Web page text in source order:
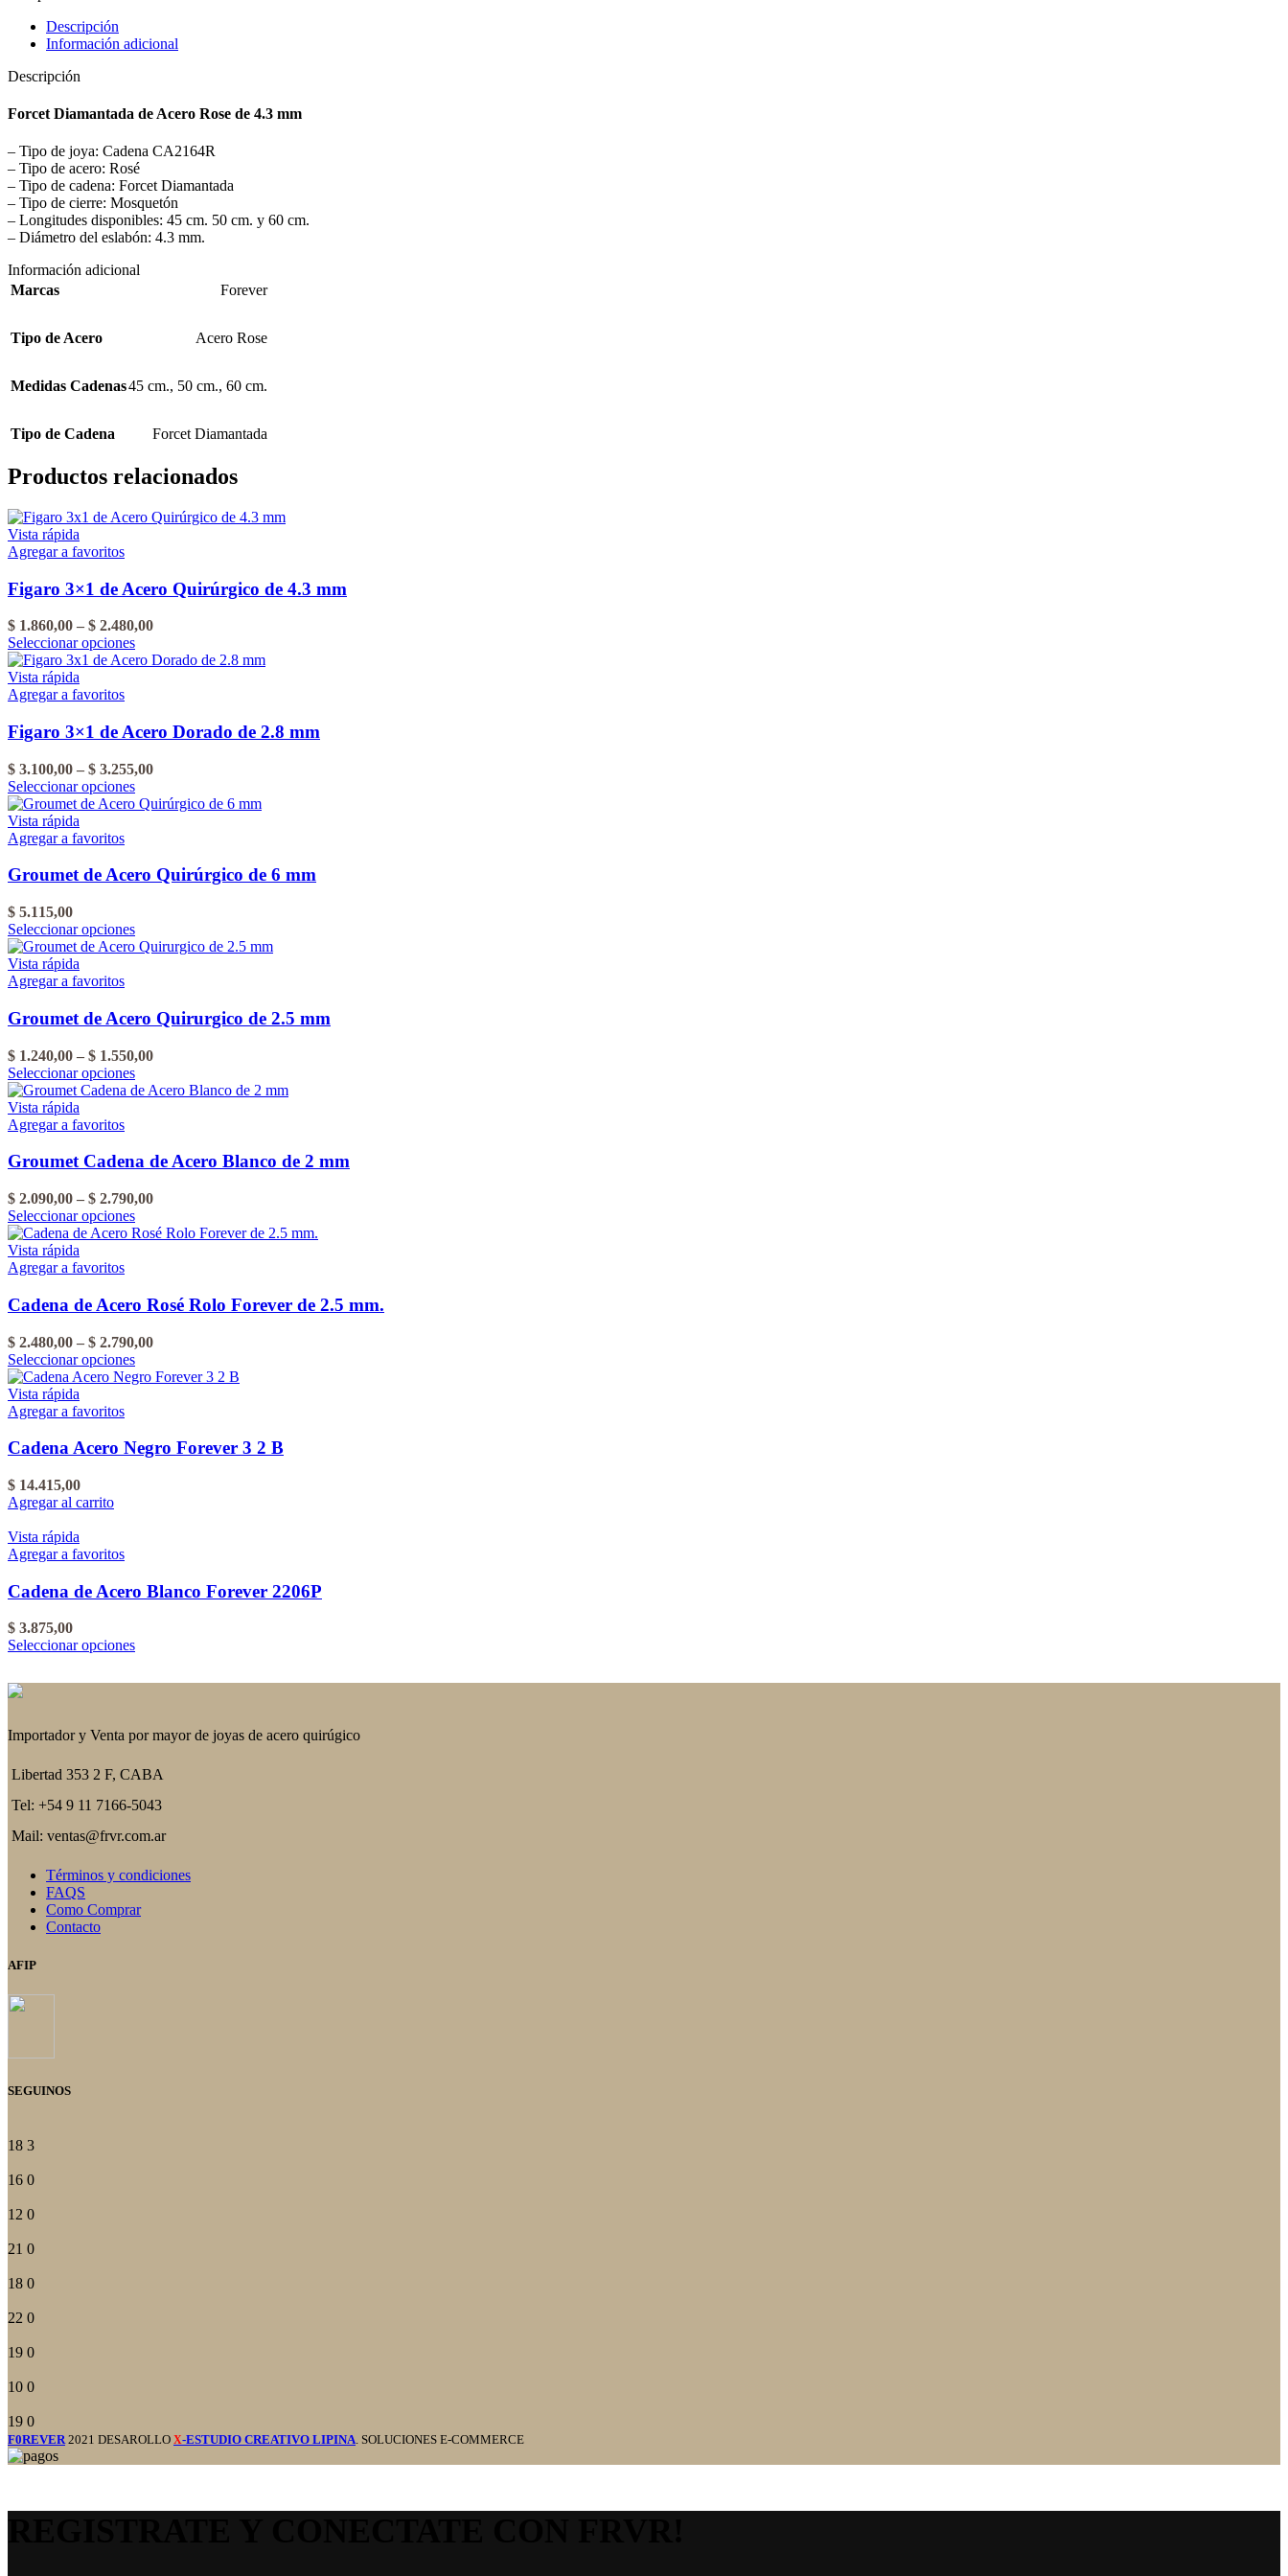
Descripción
Información adicional
Descripción
Forcet Diamantada de Acero Rose de 4.3 mm
– Tipo de joya: Cadena CA2164R
– Tipo de acero: Rosé
– Tipo de cadena: Forcet Diamantada
– Tipo de cierre: Mosquetón
– Longitudes disponibles: 45 cm. 50 cm. y 60 cm.
– Diámetro del eslabón: 4.3 mm.
Información adicional
Marcas
Forever
Tipo de Acero Acero Rose
Medidas Cadenas45 cm., 50 cm., 60 cm.
Tipo de Cadena Forcet Diamantada
Productos relacionados
Vista rápida
Agregar a favoritos
Figaro 3×1 de Acero Quirúrgico de 4.3 mm
$ 1.860,00 – $ 2.480,00Rango
precios:
$ 2.480,00
Seleccionar opcionesEste
producto
Las
opciones
se
pueden
elegir
en
producto
Vista rápida
Agregar a favoritos
Figaro 3×1 de Acero Dorado de 2.8 mm
$ 3.100,00 – $ 3.255,00Rango
precios:
$ 3.255,00
Seleccionar opcionesEste
producto
Las
opciones
pueden
elegir
en
producto
Vista rápida
Agregar a favoritos
Groumet de Acero Quirúrgico de 6 mm
$ 5.115,00
Seleccionar opcionesEste
producto
Las
opciones
se
pueden
elegir
en
producto
Vista rápida
Agregar a favoritos
Groumet de Acero Quirurgico de 2.5 mm
$ 1.240,00 – $ 1.550,00Rango
precios:
$ 1.550,00
Seleccionar opcionesEste
producto
Las
se
pueden
elegir
en
del
producto
Vista rápida
Agregar a favoritos
Groumet Cadena de Acero Blanco de 2 mm
$ 2.090,00 – $ 2.790,00Rango
precios:
$ 2.790,00
Seleccionar opcionesEste
producto
Las
opciones
se
pueden
elegir
en
del
producto
Vista rápida
Agregar a favoritos
Cadena de Acero Rosé Rolo Forever de 2.5 mm.
$ 2.480,00 – $ 2.790,00Rango
precios:
$ 2.790,00
Seleccionar opcionesEste
producto
Las
opciones
del
producto
Vista rápida
Agregar a favoritos
Cadena Acero Negro Forever 3 2 B
$ 14.415,00
Agregar al carrito
Vista rápida
Agregar a favoritos
Cadena de Acero Blanco Forever 2206P
$ 3.875,00
Seleccionar opcionesEste
Las
opciones
pueden
elegir
la
del
producto
Importador y Venta por mayor de joyas de acero quirúgico
Libertad 353 2 F, CABA
Tel: +54 9 11 7166-5043
Mail: ventas@frvr.com.ar
Términos y condiciones
FAQS
Como Comprar
Contacto
AFIP
SEGUINOS
18 3
16 0
12 0
21 0
18 0
22 0
19 0
10 0
19 0
F0REVER 2021 DESAROLLO X-ESTUDIO CREATIVO LIPINA. SOLUCIONES E-COMMERCE